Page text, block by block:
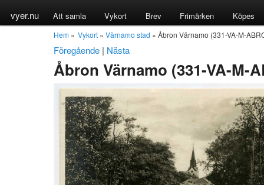
vyer.nu Att samla Vykort Brev Frimärken Köpes
Hem » Vykort » Värnamo stad » Åbron Värnamo (331-VA-M-
Föregående | Nästa
Åbron Värnamo (331-VA-M-